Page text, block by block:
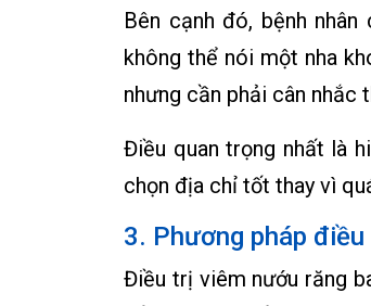
Bên cạnh đó, bệnh
không thể nói một nha
nhưng cần phải cân nhắc
Điều quan trọng nhất là
chọn địa chỉ tốt thay vì
3. Phương pháp
Điều trị viêm nướu răng